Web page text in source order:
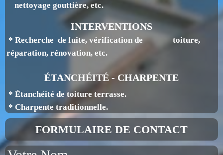
nettoyage gouttière, etc.
INTERVENTIONS
* Recherche de fuite, vérification de toiture,
réparation, rénovation, etc.
ÉTANCHÉITÉ - CHARPENTE
* Étanchéité de toiture terrasse.
* Charpente traditionnelle.
FORMULAIRE DE CONTACT